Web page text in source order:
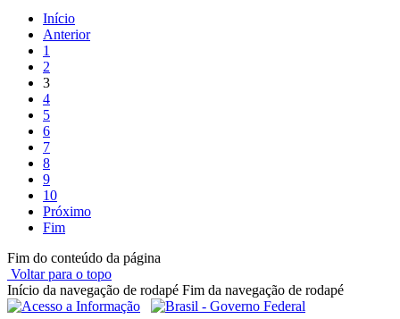
Início
Anterior
1
2
3
4
5
6
7
8
9
10
Próximo
Fim
Fim do conteúdo da página
Voltar para o topo
Início da navegação de rodapé Fim da navegação de rodapé